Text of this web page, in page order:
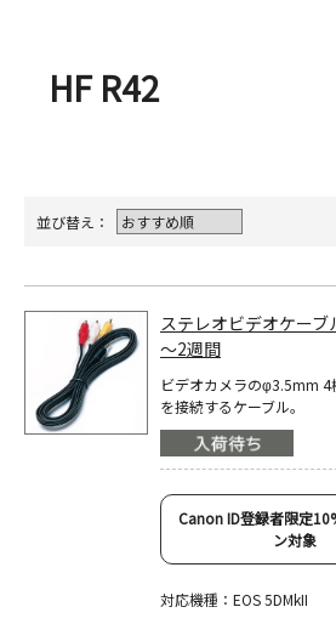
HF R42
並び替え：
ステレオビデオケー
～2週間
ビデオカメラのφ3.5mm
を接続するケーブル。
Canon ID登録者限定
ン対象
対応機種：EOS 5DMkII